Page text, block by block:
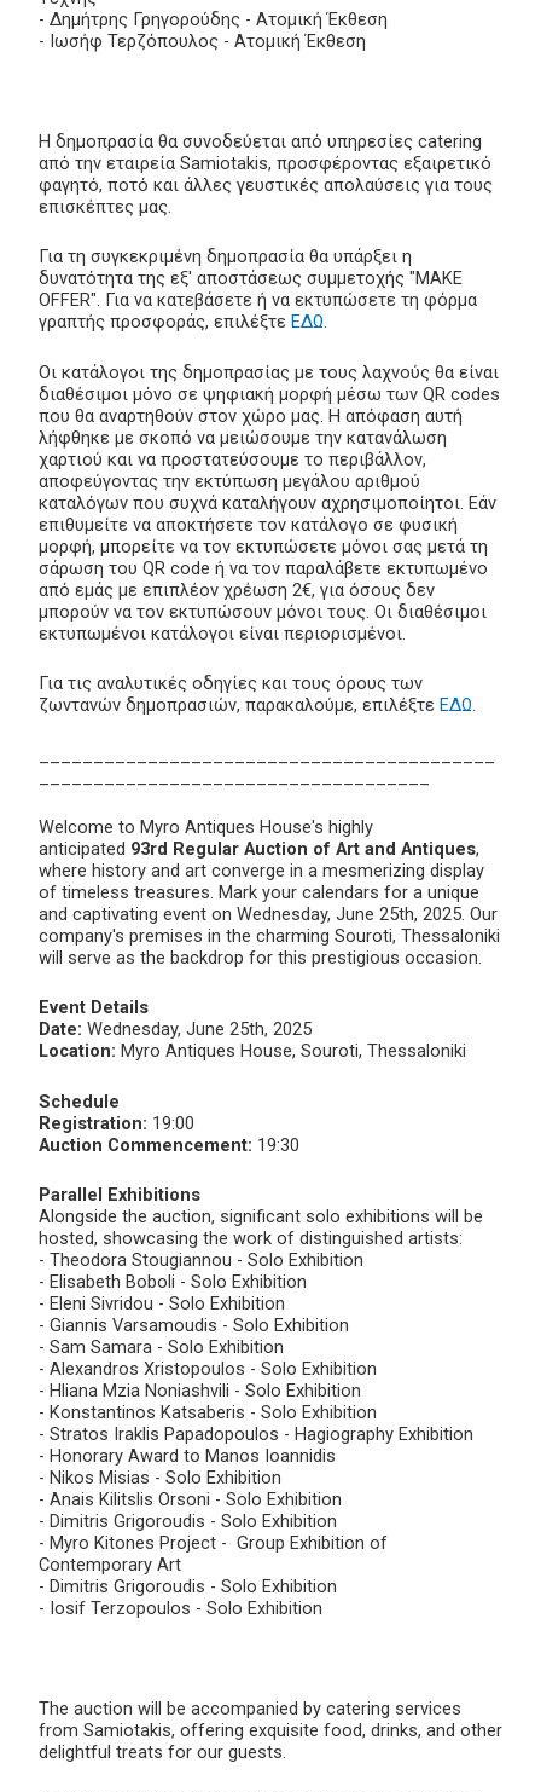
- Δημήτρης Γρηγορούδης - Ατομική Έκθεση
- Ιωσήφ Τερζόπουλος - Ατομική Έκθεση
Η δημοπρασία θα συνοδεύεται από υπηρεσίες catering
από την εταιρεία Samiotakis, προσφέροντας εξαιρετικό
φαγητό, ποτό και άλλες γευστικές απολαύσεις για τους
επισκέπτες μας.
Για τη συγκεκριμένη δημοπρασία θα υπάρξει η
δυνατότητα της εξ' αποστάσεως συμμετοχής "MAKE
OFFER". Για να κατεβάσετε ή να εκτυπώσετε τη φόρμα
γραπτής προσφοράς, επιλέξτε ΕΔΩ.
Οι κατάλογοι της δημοπρασίας με τους λαχνούς θα είναι
διαθέσιμοι μόνο σε ψηφιακή μορφή μέσω των QR codes
που θα αναρτηθούν στον χώρο μας. Η απόφαση αυτή
λήφθηκε με σκοπό να μειώσουμε την κατανάλωση
χαρτιού και να προστατεύσουμε το περιβάλλον,
αποφεύγοντας την εκτύπωση μεγάλου αριθμού
καταλόγων που συχνά καταλήγουν αχρησιμοποίητοι. Εάν
επιθυμείτε να αποκτήσετε τον κατάλογο σε φυσική
μορφή, μπορείτε να τον εκτυπώσετε μόνοι σας μετά τη
σάρωση του QR code ή να τον παραλάβετε εκτυπωμένο
από εμάς με επιπλέον χρέωση 2€, για όσους δεν
μπορούν να τον εκτυπώσουν μόνοι τους. Οι διαθέσιμοι
εκτυπωμένοι κατάλογοι είναι περιορισμένοι.
Για τις αναλυτικές οδηγίες και τους όρους των
ζωντανών δημοπρασιών, παρακαλούμε, επιλέξτε ΕΔΩ.
Welcome to Myro Antiques House's highly
anticipated 93rd Regular Auction of Art and Antiques,
where history and art converge in a mesmerizing display
of timeless treasures. Mark your calendars for a unique
and captivating event on Wednesday, June 25th, 2025. Our
company's premises in the charming Souroti, Thessaloniki
will serve as the backdrop for this prestigious occasion.
Event Details
Date: Wednesday, June 25th, 2025
Location: Myro Antiques House, Souroti, Thessaloniki
Schedule
Registration: 19:00
Auction Commencement: 19:30
Parallel Exhibitions
Alongside the auction, significant solo exhibitions will be
hosted, showcasing the work of distinguished artists:
- Theodora Stougiannou - Solo Exhibition
- Elisabeth Boboli - Solo Exhibition
- Eleni Sivridou - Solo Exhibition
- Giannis Varsamoudis - Solo Exhibition
- Sam Samara - Solo Exhibition
- Alexandros Xristopoulos - Solo Exhibition
- Hliana Mzia Noniashvili - Solo Exhibition
- Konstantinos Katsaberis - Solo Exhibition
- Stratos Iraklis Papadopoulos - Hagiography Exhibition
- Honorary Award to Manos Ioannidis
- Nikos Misias - Solo Exhibition
- Anais Kilitslis Orsoni - Solo Exhibition
- Dimitris Grigoroudis - Solo Exhibition
- Myro Kitones Project - Group Exhibition of
Contemporary Art
- Dimitris Grigoroudis - Solo Exhibition
- Iosif Terzopoulos - Solo Exhibition
The auction will be accompanied by catering services
from Samiotakis, offering exquisite food, drinks, and other
delightful treats for our guests.